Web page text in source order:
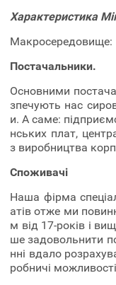
Характеристика
Макросередовище:
Постачальники.
Основними
зпечують нас
и. А саме:
нських плат,
з виробництва
Споживачі
Наша фірма
атів отже ми
м від 17-років і
ше задовольнити
нні вдало
робничі